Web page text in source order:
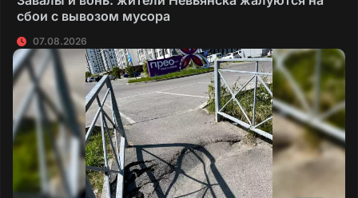
сбои с вывозом мусора
07.08.2026